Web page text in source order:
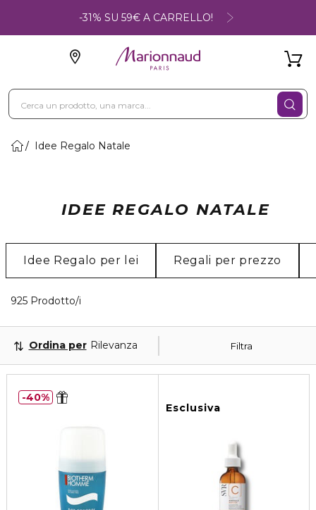
-31% SU 59€ A CARRELLO!
Idee Regalo Natale
IDEE REGALO NATALE
Idee Regalo per lei Regali per prezzo
925 Prodotto/i
Filtra
Ordina per Rilevanza
40%
Esclusiva